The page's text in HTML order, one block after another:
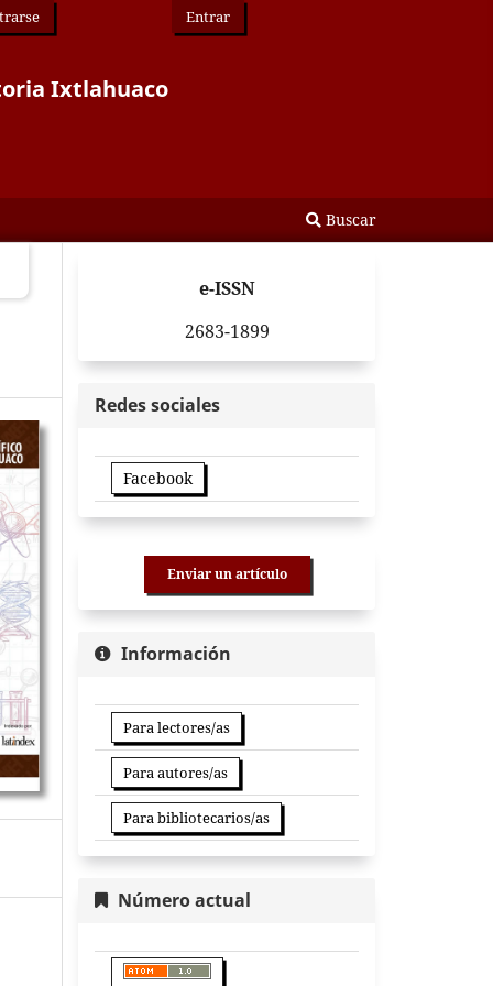
Ixtlahuaco
Buscar
Entrar
e-ISSN
2683-1899
Redes sociales
Facebook
Enviar un artículo
Información
Para lectores/as
Para autores/as
Para bibliotecarios/as
Número actual